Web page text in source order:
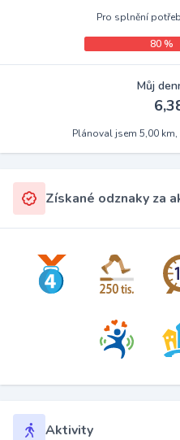
Pro splnění
80 %
Můj
Plánoval jsem 5,00
Získané odznaky za
Aktivity